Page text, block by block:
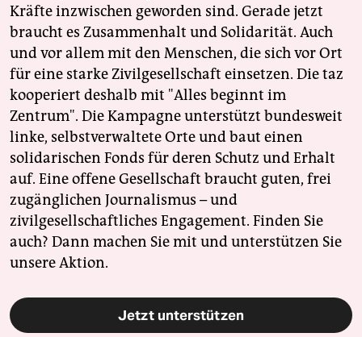
Kräfte inzwischen geworden sind. Gerade jetzt
braucht es Zusammenhalt und Solidarität. Auch
und vor allem mit den Menschen, die sich vor Ort
für eine starke Zivilgesellschaft einsetzen. Die taz
kooperiert deshalb mit "Alles beginnt im
Zentrum". Die Kampagne unterstützt bundesweit
linke, selbstverwaltete Orte und baut einen
solidarischen Fonds für deren Schutz und Erhalt
auf. Eine offene Gesellschaft braucht guten, frei
zugänglichen Journalismus – und
zivilgesellschaftliches Engagement. Finden Sie
auch? Dann machen Sie mit und unterstützen Sie
unsere Aktion.
Jetzt unterstützen